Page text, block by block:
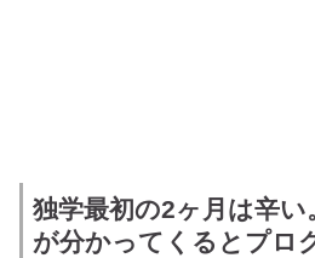
独学最初の2ヶ月は辛い
が分かってくるとプロ